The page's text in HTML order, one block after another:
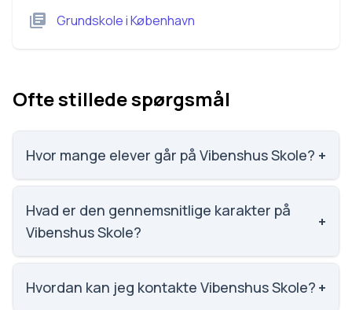
GrundskoleiKøbenhavn
Ofte stillede spørgsmål
Hvor mange elever går på Vibenshus Skole? +
Vibenshus Skole har 518 elever, hvilket gør den til
nummer 486 ud af 3143 skoler.
Hvad er den gennemsnitlige karakter på
Vibenshus Skole?
+
Karaktergennemsnittet på Vibenshus Skole er 8.2,
nummer 274 ud af 3143 skoler.
Hvordan kan jeg kontakte Vibenshus Skole? +